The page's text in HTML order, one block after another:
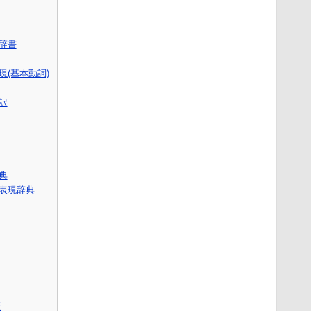
書
(基本動詞)
現辞典